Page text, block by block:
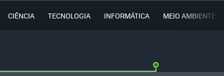
CIÊNCIA TECNOLOGIA INFORMÁTICA MEIO AMBIENTE